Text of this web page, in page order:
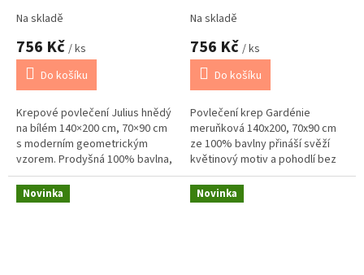
Na skladě
756 Kč / ks
Do košíku
Krepové povlečení Julius hnědý
na bílém 140×200 cm, 70×90 cm
s moderním geometrickým
vzorem. Prodyšná 100% bavlna,
příjemné na dotek a díky
krepové úpravě nevyžaduje
žehlení.
Na skladě
756 Kč / ks
Do košíku
Povlečení krep Gardénie
meruňková 140x200, 70x90 cm
ze 100% bavlny přináší svěží
květinový motiv a pohodlí bez
žehlení. Příjemné, prodyšné a
praktické se zipovým
zapínáním.
Novinka Novinka